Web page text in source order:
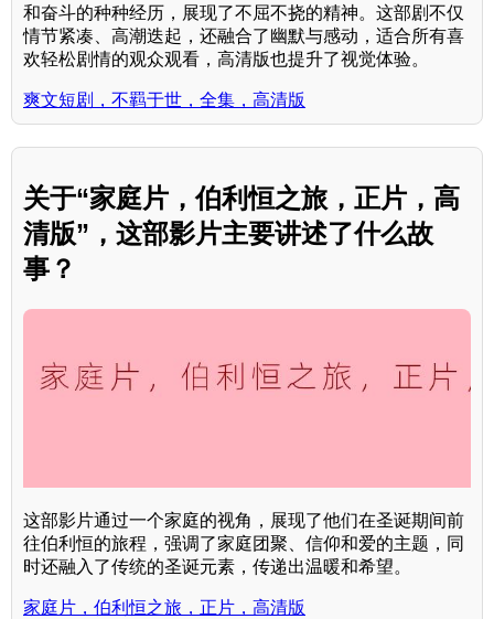
和奋斗的种种经历，展现了不屈不挠的精神。这部剧不仅
情节紧凑、高潮迭起，还融合了幽默与感动，适合所有喜
欢轻松剧情的观众观看，高清版也提升了视觉体验。
爽文短剧，不羁于世，全集，高清版
关于“家庭片，伯利恒之旅，正片，高
清版”，这部影片主要讲述了什么故
事？
这部影片通过一个家庭的视角，展现了他们在圣诞期间前
往伯利恒的旅程，强调了家庭团聚、信仰和爱的主题，同
时还融入了传统的圣诞元素，传递出温暖和希望。
家庭片，伯利恒之旅，正片，高清版